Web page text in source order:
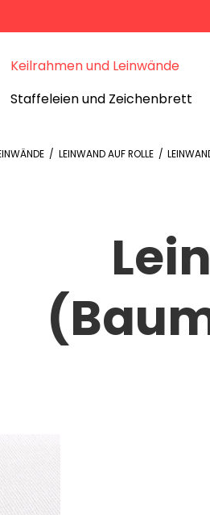
Keilrahmen und Leinwände
Staffeleien und Zeichenbrett
/ LEINWAND AUF ROLLE /